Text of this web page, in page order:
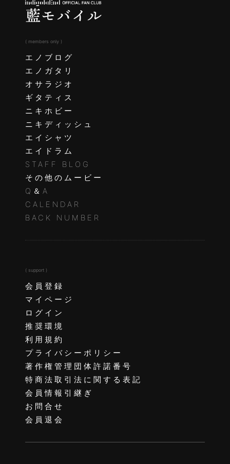
( members only )
エノブログ
エノガタリ
オサラジオ
ギタティス
ニキホビー
ニキディッシュ
エイシャツ
エイドラム
STAFF BLOG
その他のムービー
Q＆A
CALENDAR
BACK NUMBER
( support )
会員登録
マイページ
ログイン
推奨環境
利用規約
プライバシーポリシー
著作権管理団体許諾番号
特商法取引法に関する表記
会員情報引継ぎ
お問合せ
会員退会